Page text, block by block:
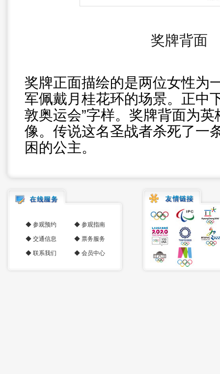
奖牌背面
奖牌正面描绘的是两位女性为
军佩戴月桂花环的场景。正中
敦奥运会”字样。奖牌背面为
像。传说这名圣战者杀死了一
困的公主。
◆ 参观预约 ◆ 参观指南
◆ 交通信息 ◆ 票务服务
◆ 联系我们 ◆ 会员中心